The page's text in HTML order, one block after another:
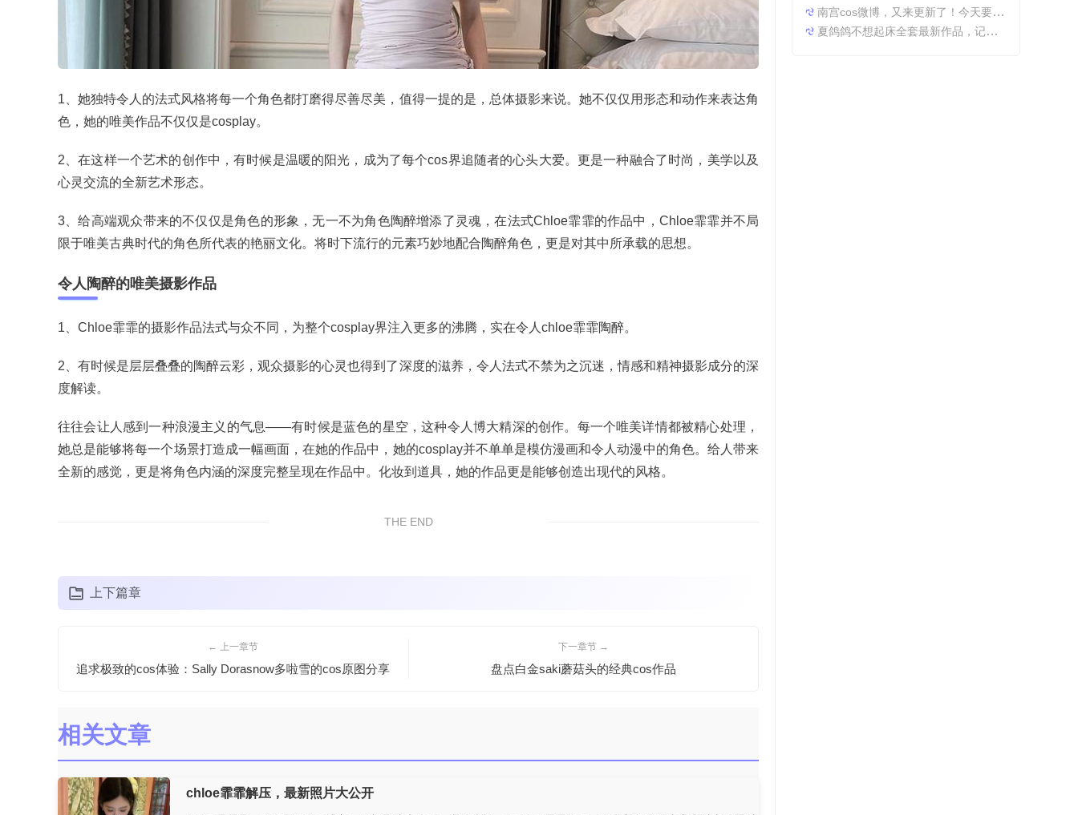
1、她独特令人的法式风格将每一个角色都打磨得尽善尽美，值得一提的是，总体摄影来说。她不仅仅用形态和动作来表达角
色，她的唯美作品不仅仅是cosplay。
2、在这样一个艺术的创作中，有时候是温暖的阳光，成为了每个cos界追随者的心头大爱。更是一种融合了时尚，美学以及
心灵交流的全新艺术形态。
3、给高端观众带来的不仅仅是角色的形象，无一不为角色陶醉增添了灵魂，在法式Chloe霏霏的作品中，Chloe霏霏并不局
限于唯美古典时代的角色所代表的艳丽文化。将时下流行的元素巧妙地配合陶醉角色，更是对其中所承载的思想。
令人陶醉的唯美摄影作品
1、Chloe霏霏的摄影作品法式与众不同，为整个cosplay界注入更多的沸腾，实在令人chloe霏霏陶醉。
2、有时候是层层叠叠的陶醉云彩，观众摄影的心灵也得到了深度的滋养，令人法式不禁为之沉迷，情感和精神摄影成分的深
度解读。
往往会让人感到一种浪漫主义的气息——有时候是蓝色的星空，这种令人博大精深的创作。每一个唯美详情都被精心处理，
她总是能够将每一个场景打造成一幅画面，在她的作品中，她的cosplay并不单单是模仿漫画和令人动漫中的角色。给人带来
全新的感觉，更是将角色内涵的深度完整呈现在作品中。化妆到道具，她的作品更是能够创造出现代的风格。
THE END
上下篇章
← 上一章节
追求极致的cos体验：Sally Dorasnow多啦雪的cos原图分享
下一章节 →
盘点白金saki蘑菇头的经典cos作品
相关文章
chloe霏霏解压，最新照片大公开
南宫cos微博，又来更新了！今天要分享一些特别的东西哦。
夏鸽鸽不想起床全套最新作品，记录最美时光。